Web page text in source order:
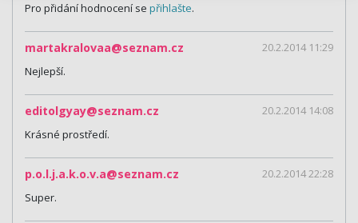
Pro přidání hodnocení se přihlašte.
martakralovaa@seznam.cz
20.2.2014 11:29
Nejlepší.
editolgyay@seznam.cz
20.2.2014 14:08
Krásné prostředí.
p.o.l.j.a.k.o.v.a@seznam.cz
20.2.2014 22:28
Super.